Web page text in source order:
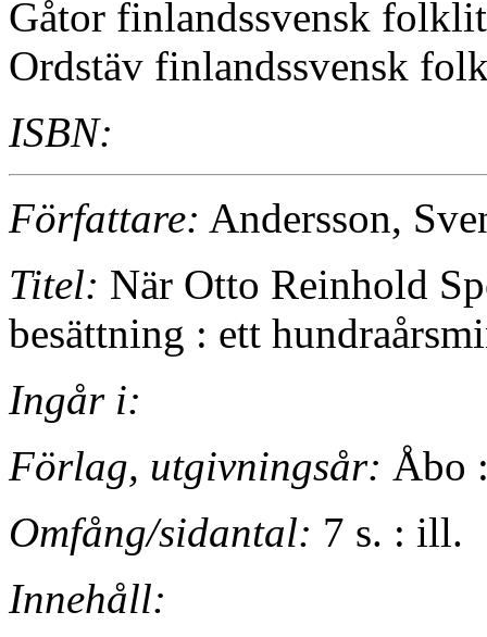
Gåtor finlandssvensk
Ordstäv finlandssvensk
ISBN:
Författare: Andersson,
Titel: När Otto Reinhold
besättning : ett
Ingår i:
Förlag, utgivningsår: Åbo
Omfång/sidantal: 7 s. : ill.
Innehåll: